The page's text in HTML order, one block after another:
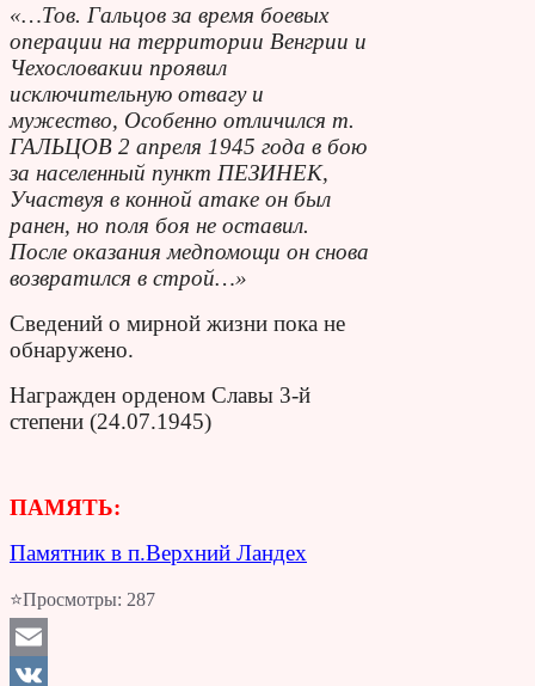
«…Тов. Гальцов за время боевых
операции на территории Венгрии и
Чехословакии проявил
исключительную отвагу и
мужество, Особенно отличился т.
ГАЛЬЦОВ 2 апреля 1945 года в бою
за населенный пункт ПЕЗИНЕК,
Участвуя в конной атаке он был
ранен, но поля боя не оставил.
После оказания медпомощи он снова
возвратился в строй…»
Сведений о мирной жизни пока не
обнаружено.
Награжден орденом Славы 3-й
степени (24.07.1945)
ПАМЯТЬ:
Памятник в п.Верхний Ландех
⭐Просмотры: 287
Email